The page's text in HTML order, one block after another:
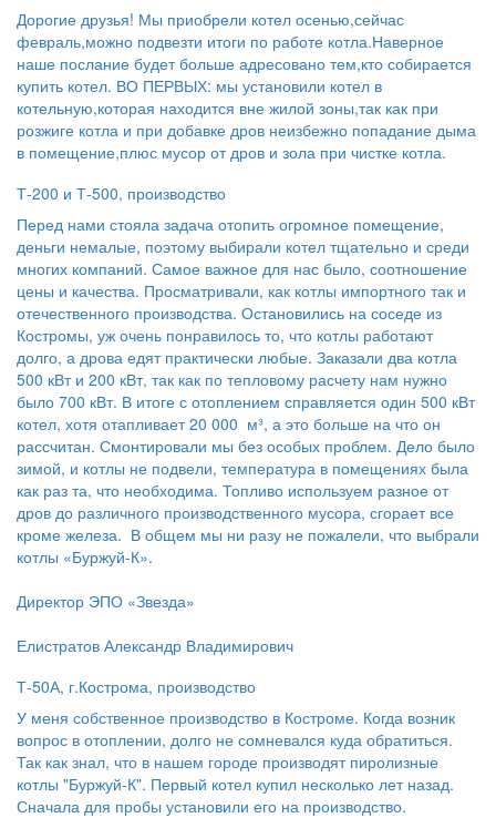
Дорогие друзья! Мы приобрели котел осенью,сейчас
февраль,можно подвезти итоги по работе котла.Наверное
наше послание будет больше адресовано тем,кто собирается
купить котел. ВО ПЕРВЫХ: мы установили котел в
котельную,которая находится вне жилой зоны,так как при
розжиге котла и при добавке дров неизбежно попадание дыма
в помещение,плюс мусор от дров и зола при чистке котла.
Т-200 и Т-500, производство
Перед нами стояла задача отопить огромное помещение,
деньги немалые, поэтому выбирали котел тщательно и среди
многих компаний. Самое важное для нас было, соотношение
цены и качества. Просматривали, как котлы импортного так и
отечественного производства. Остановились на соседе из
Костромы, уж очень понравилось то, что котлы работают
долго, а дрова едят практически любые. Заказали два котла
500 кВт и 200 кВт, так как по тепловому расчету нам нужно
было 700 кВт. В итоге с отоплением справляется один 500 кВт
котел, хотя отапливает 20 000 м³, а это больше на что он
рассчитан. Смонтировали мы без особых проблем. Дело было
зимой, и котлы не подвели, температура в помещениях была
как раз та, что необходима. Топливо используем разное от
дров до различного производственного мусора, сгорает все
кроме железа. В общем мы ни разу не пожалели, что выбрали
котлы «Буржуй-К».
Директор ЭПО «Звезда»
Елистратов Александр Владимирович
Т-50А, г.Кострома, производство
У меня собственное производство в Костроме. Когда возник
вопрос в отоплении, долго не сомневался куда обратиться.
Так как знал, что в нашем городе производят пиролизные
котлы "Буржуй-К". Первый котел купил несколько лет назад.
Сначала для пробы установили его на производство.